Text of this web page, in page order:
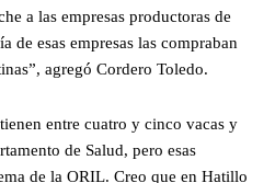
a las empresas productoras de
de esas empresas las compraban
agregó Cordero Toledo.
entre cuatro y cinco vacas y
de Salud, pero esas
de la ORIL. Creo que en Hatillo